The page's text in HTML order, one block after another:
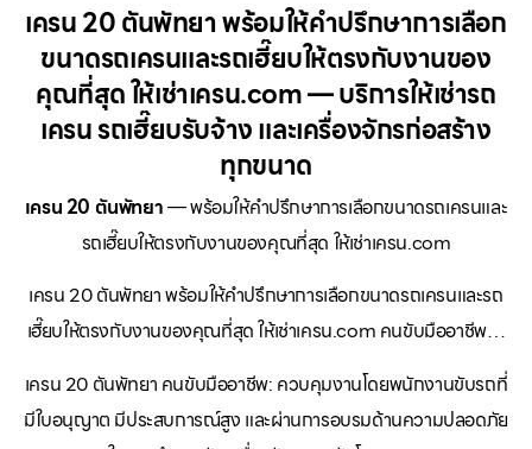
เครน 20 ตันพัทยา พร้อมให้คำปรึกษาการเลือก
ขนาดรถเครนและรถเฮี๊ยบให้ตรงกับงานของ
คุณที่สุด ให้เช่าเครน.com — บริการให้เช่ารถ
เครน รถเฮี๊ยบรับจ้าง และเครื่องจักรก่อสร้าง
ทุกขนาด
เครน 20 ตันพัทยา— พร้อมให้คำปรึกษาการเลือกขนาดรถเครนและ
รถเฮี๊ยบให้ตรงกับงานของคุณที่สุด ให้เช่าเครน.com
เครน 20 ตันพัทยา พร้อมให้คำปรึกษาการเลือกขนาดรถเครนและรถ
เฮี๊ยบให้ตรงกับงานของคุณที่สุด ให้เช่าเครน.com คนขับมืออาชีพ…
เครน 20 ตันพัทยา คนขับมืออาชีพ: ควบคุมงานโดยพนักงานขับรถที่
มีใบอนุญาต มีประสบการณ์สูง และผ่านการอบรมด้านความปลอดภัย